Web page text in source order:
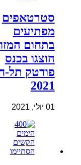
סטרטאפים
מפתיעים
בתחום המזון
הוצגו בכנס
פודטק תל-חי
2021
01 יולי, 2021